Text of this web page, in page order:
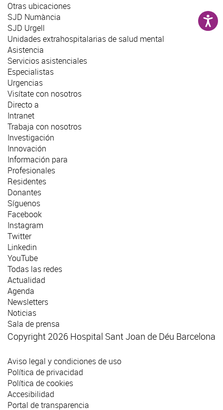
Otras ubicaciones
SJD Numància
SJD Urgell
Unidades extrahospitalarias de salud mental
Asistencia
Servicios asistenciales
Especialistas
Urgencias
Visítate con nosotros
Directo a
Intranet
Trabaja con nosotros
Investigación
Innovación
Información para
Profesionales
Residentes
Donantes
Síguenos
Facebook
Instagram
Twitter
Linkedin
YouTube
Todas las redes
Actualidad
Agenda
Newsletters
Noticias
Sala de prensa
Copyright 2026 Hospital Sant Joan de Déu Barcelona
Aviso legal y condiciones de uso
Política de privacidad
Política de cookies
Accesibilidad
Portal de transparencia